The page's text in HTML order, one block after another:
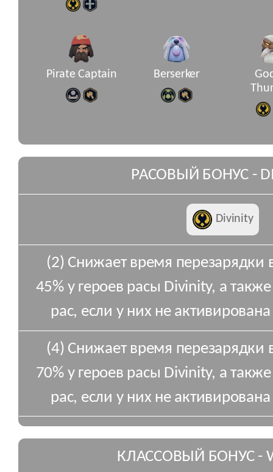
Pirate Captain Berserker
РАСОВЫЙ БОНУС -
Divinity
(2) Снижает время перезарядки
45% у героев расы Divinity, а также
рас, если у них не
(4) Снижает время перезарядки
70% у героев расы Divinity, а также
рас, если у них не
КЛАССОВЫЙ БОНУС -